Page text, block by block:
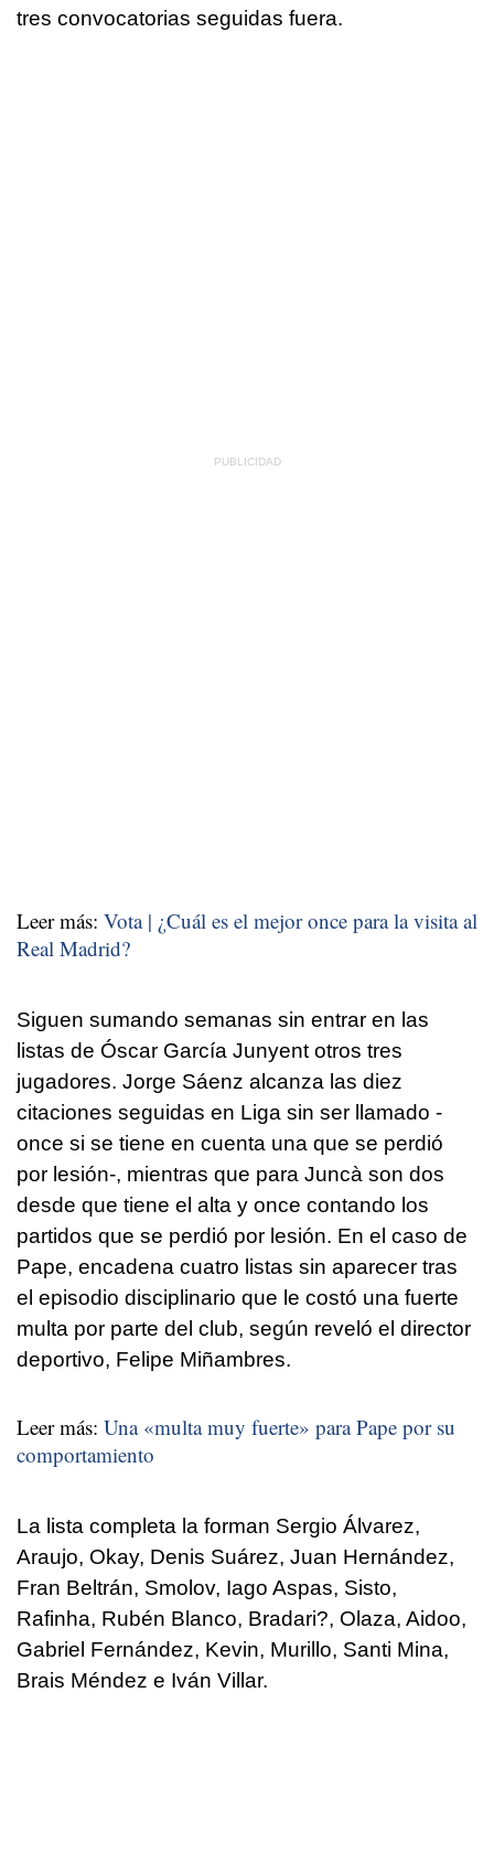
tres convocatorias seguidas fuera.
Leer más: Vota | ¿Cuál es el mejor once para la visita al
Real Madrid?
Siguen sumando semanas sin entrar en las
listas de Óscar García Junyent otros tres
jugadores. Jorge Sáenz alcanza las diez
citaciones seguidas en Liga sin ser llamado -
once si se tiene en cuenta una que se perdió
por lesión-, mientras que para Juncà son dos
desde que tiene el alta y once contando los
partidos que se perdió por lesión. En el caso de
Pape, encadena cuatro listas sin aparecer tras
el episodio disciplinario que le costó una fuerte
multa por parte del club, según reveló el director
deportivo, Felipe Miñambres.
Leer más: Una «multa muy fuerte» para Pape por su
comportamiento
La lista completa la forman Sergio Álvarez,
Araujo, Okay, Denis Suárez, Juan Hernández,
Fran Beltrán, Smolov, Iago Aspas, Sisto,
Rafinha, Rubén Blanco, Bradari?, Olaza, Aidoo,
Gabriel Fernández, Kevin, Murillo, Santi Mina,
Brais Méndez e Iván Villar.